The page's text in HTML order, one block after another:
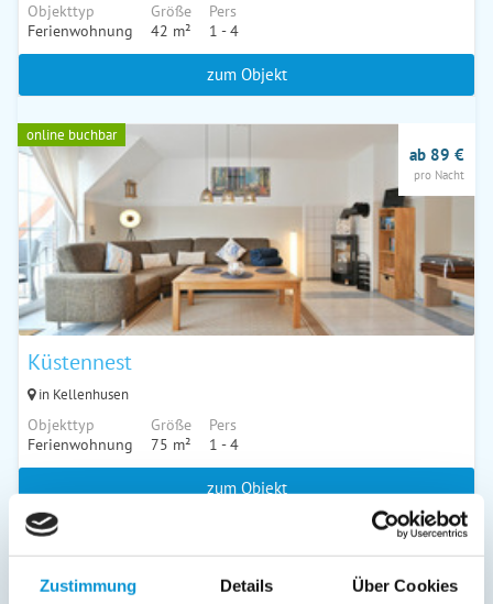
Zustimmung Details Über Cookies
Objekttyp
Ferienwohnung
Größe
42 m²
Pers
1 - 4
zum Objekt
online buchbar
Küstennest
in Kellenhusen
Objekttyp
Ferienwohnung
Größe
75 m²
Pers
1 - 4
ab 89 €
pro Nacht
zum Objekt
pro Nacht